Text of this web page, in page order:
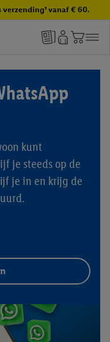
vanaf € 60.
kunt
je steeds op de
je in en krijg de